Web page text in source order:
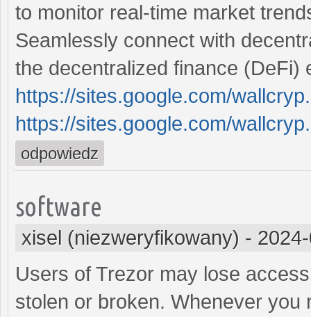
to monitor real-time market
Seamlessly connect with
the decentralized finance
https://sites.google.com/
https://sites.google.com/
odpowiedz
software
xisel (niezweryfikowany) -
Users of Trezor may lose
stolen or broken. Whenever